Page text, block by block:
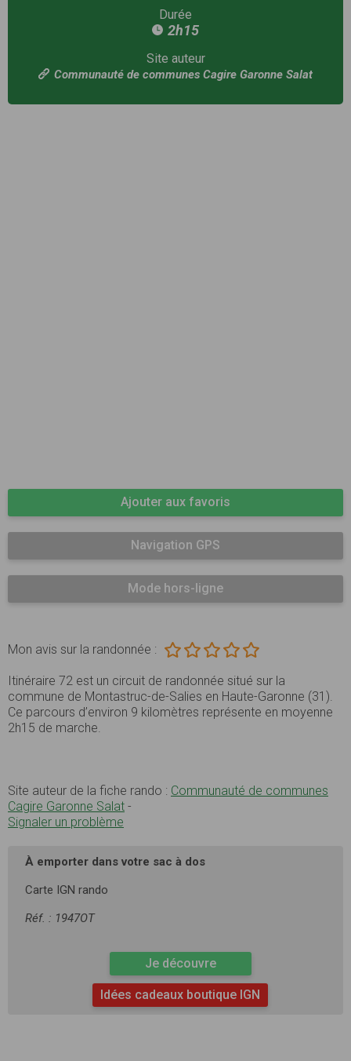
Durée
2h15
Site auteur
Communauté de communes Cagire Garonne Salat
Ajouter aux favoris
Navigation GPS
Mode hors-ligne
Mon avis sur la randonnée :
Itinéraire 72 est un circuit de randonnée situé sur la
commune de Montastruc-de-Salies en Haute-Garonne (31).
Ce parcours d’environ 9 kilomètres représente en moyenne
2h15 de marche.
Site auteur de la fiche rando : Communauté de communes
Cagire Garonne Salat -
Signaler un problème
À emporter dans votre sac à dos
Carte IGN rando
Réf. : 1947OT
Je découvre
Idées cadeaux boutique IGN